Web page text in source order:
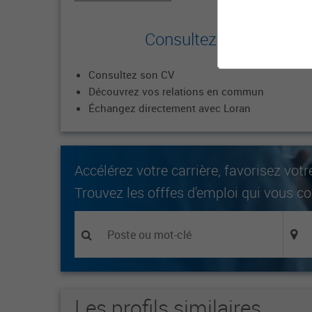
Consultez le profil
Consultez son CV
Découvrez vos relations en commun
Échangez directement avec Loran
Accélérez votre carrière, favorisez
Trouvez les offfes d'emploi qui vous